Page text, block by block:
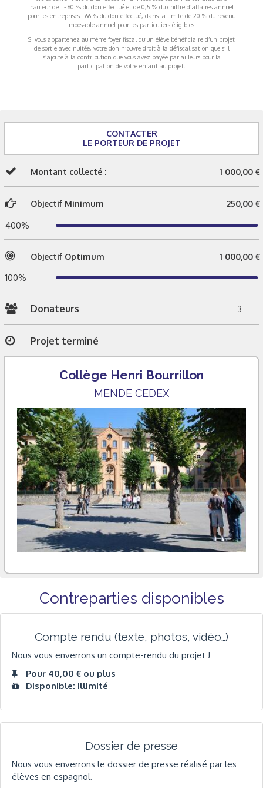
hauteur de : - 60 % du don effectué et de 0,5 % du chiffre d’affaires annuel
pour les entreprises - 66 % du don effectué, dans la limite de 20 % du revenu
imposable annuel pour les particuliers éligibles.
Si vous appartenez au même foyer fiscal qu’un élève bénéficiaire d’un projet
de sortie avec nuitée, votre don n’ouvre droit à la défiscalisation que s’il
s’ajoute à la contribution que vous avez payée par ailleurs pour la
participation de votre enfant au projet.
CONTACTER
LE PORTEUR DE PROJET
Montant collecté : 1 000,00 €
Objectif Minimum 250,00 €
400%
Objectif Optimum 1 000,00 €
100%
Donateurs 3
Projet terminé
Collège Henri Bourrillon
MENDE CEDEX
Contreparties disponibles
Compte rendu (texte, photos, vidéo…)
Nous vous enverrons un compte-rendu du projet !
Pour 40,00 € ou plus
Disponible: Illimité
Dossier de presse
Nous vous enverrons le dossier de presse réalisé par les
élèves en espagnol.